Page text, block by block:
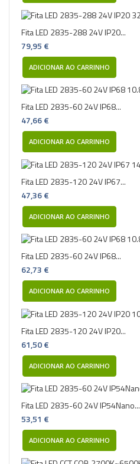
Fita LED 2835-288 24V IP20...
79,95 €
ADICIONAR AO CARRINHO
Fita LED 2835-60 24V IP68...
47,66 €
ADICIONAR AO CARRINHO
Fita LED 2835-120 24V IP67...
47,36 €
ADICIONAR AO CARRINHO
Fita LED 2835-60 24V IP68...
62,73 €
ADICIONAR AO CARRINHO
Fita LED 2835-120 24V IP20...
61,50 €
ADICIONAR AO CARRINHO
Fita LED 2835-60 24V IP54Nano...
53,51 €
ADICIONAR AO CARRINHO